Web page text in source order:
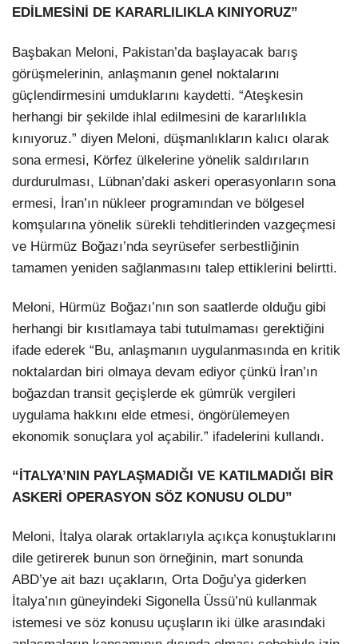
EDİLMESİNİ DE KARARLILIKLA KINIYORUZ”
Başbakan Meloni, Pakistan’da başlayacak barış
görüşmelerinin, anlaşmanın genel noktalarını
güçlendirmesini umduklarını kaydetti. “Ateşkesin
herhangi bir şekilde ihlal edilmesini de kararlılıkla
kınıyoruz.” diyen Meloni, düşmanlıkların kalıcı olarak
sona ermesi, Körfez ülkelerine yönelik saldırıların
durdurulması, Lübnan’daki askeri operasyonların sona
ermesi, İran’ın nükleer programından ve bölgesel
komşularına yönelik sürekli tehditlerinden vazgeçmesi
ve Hürmüz Boğazı’nda seyrüsefer serbestliğinin
tamamen yeniden sağlanmasını talep ettiklerini belirtti.
Meloni, Hürmüz Boğazı’nın son saatlerde olduğu gibi
herhangi bir kısıtlamaya tabi tutulmaması gerektiğini
ifade ederek “Bu, anlaşmanın uygulanmasında en kritik
noktalardan biri olmaya devam ediyor çünkü İran’ın
boğazdan transit geçişlerde ek gümrük vergileri
uygulama hakkını elde etmesi, öngörülemeyen
ekonomik sonuçlara yol açabilir.” ifadelerini kullandı.
“İTALYA’NIN PAYLAŞMADIĞI VE KATILMADIĞI BİR
ASKERİ OPERASYON SÖZ KONUSU OLDU”
Meloni, İtalya olarak ortaklarıyla açıkça konuştuklarını
dile getirerek bunun son örneğinin, mart sonunda
ABD’ye ait bazı uçakların, Orta Doğu’ya giderken
İtalya’nın güneyindeki Sigonella Üssü’nü kullanmak
istemesi ve söz konusu uçuşların iki ülke arasındaki